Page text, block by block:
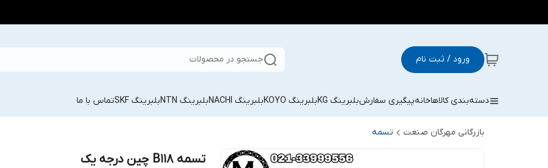
ورود / ثبت نام جستجو در محصولات
دسته‌بندی کالاهاخانهپیگیری سفارشبلبرینگ KG بلبرینگ KOYO بلبرینگ NACHI بلبرینگ NTN بلبرینگ SKF تماس با ما
بازرگانی مهرگان صنعت تسمه
تسمه B118 چین درجه یک